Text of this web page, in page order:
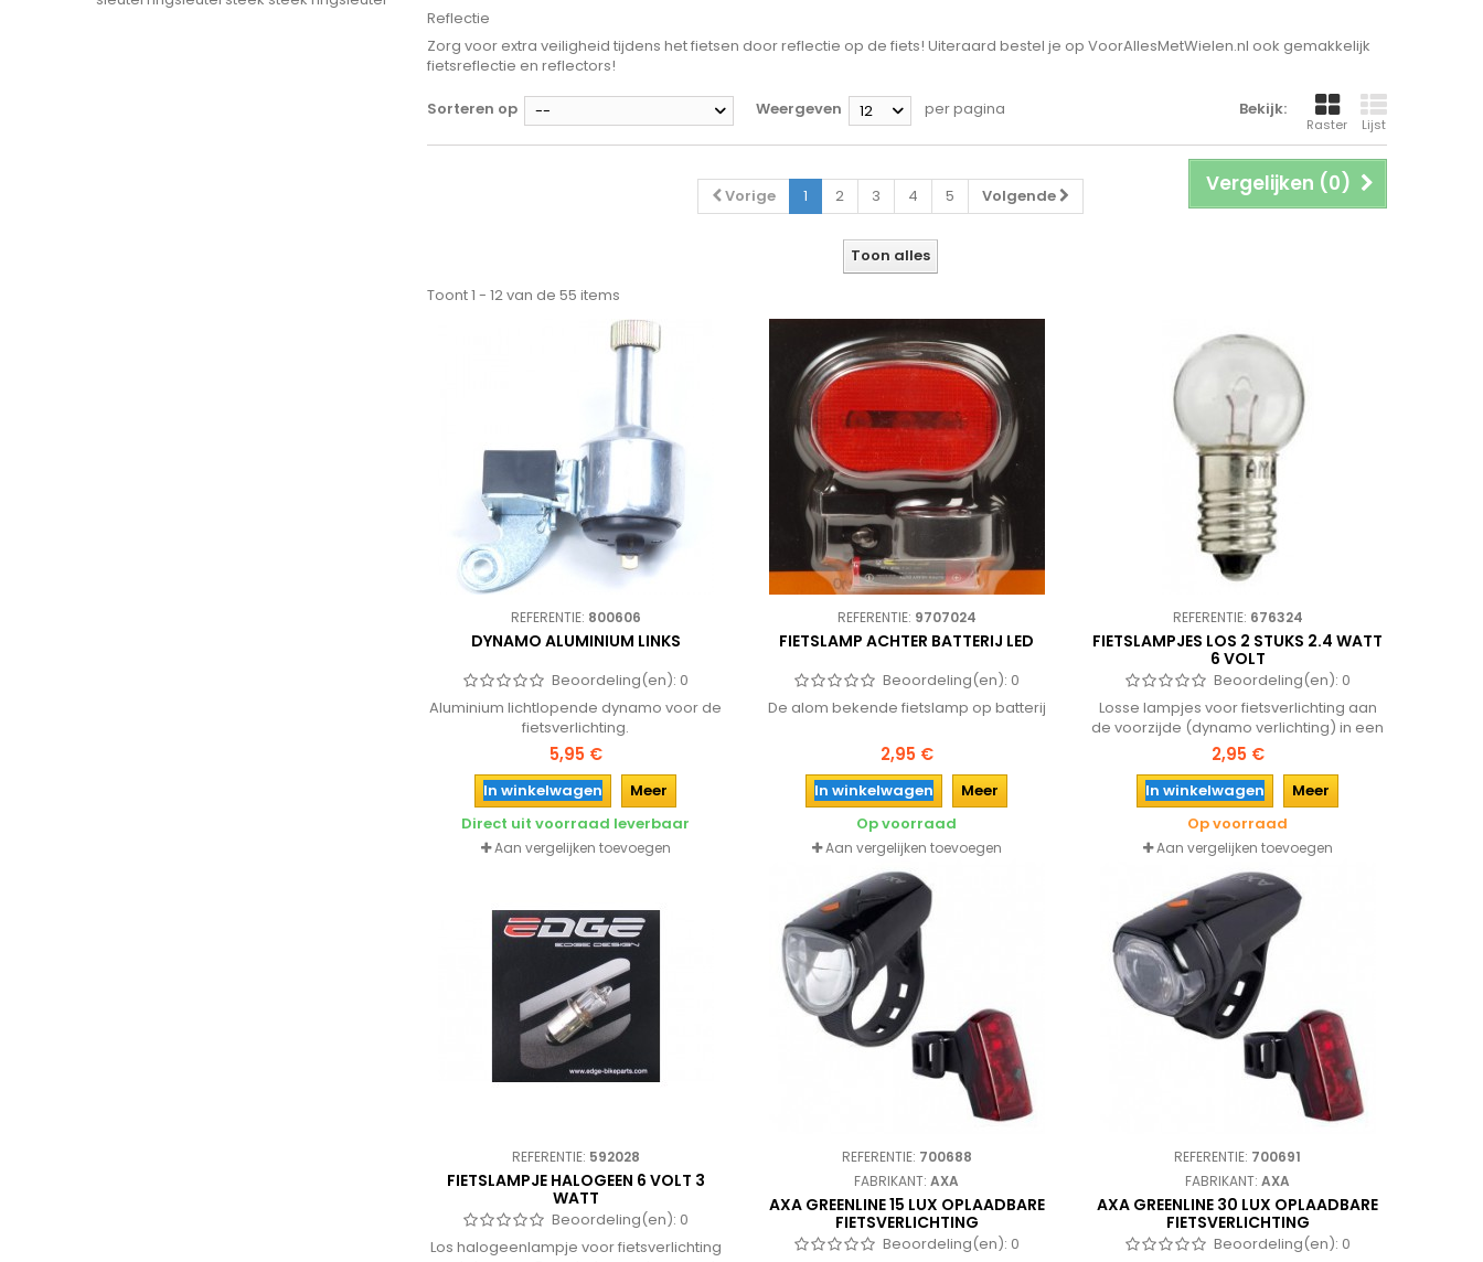
Reflectie
Zorg voor extra veiligheid tijdens het fietsen door reflectie op de fiets! Uiteraard bestel je op VoorAllesMetWielen.nl ook gemakkelijk
fietsreflectie en reflectors!
Bekijk:
Raster Lijst
Sorteren op -- Weergeven 12 per pagina
Vergelijken (0)
Vorige 1 2 3 4 5 Volgende
Toon alles
Toont 1 - 12 van de 55 items
REFERENTIE: 800606
DYNAMO ALUMINIUM LINKS
Beoordeling(en): 0
Aluminium lichtlopende dynamo voor de
fietsverlichting.
5,95 €
In winkelwagen
Meer
Direct uit voorraad leverbaar
Aan vergelijken toevoegen
REFERENTIE: 9707024
FIETSLAMP ACHTER BATTERIJ LED
Beoordeling(en): 0
De alom bekende fietslamp op batterij
2,95 €
In winkelwagen
Meer
Op voorraad
Aan vergelijken toevoegen
REFERENTIE: 676324
FIETSLAMPJES LOS 2 STUKS 2.4 WATT
6 VOLT
Beoordeling(en): 0
Losse lampjes voor fietsverlichting aan
de voorzijde (dynamo verlichting) in een
setje met twee stuks.
2,95 €
In winkelwagen
Meer
Op voorraad
Aan vergelijken toevoegen
REFERENTIE: 592028
FIETSLAMPJE HALOGEEN 6 VOLT 3
WATT
Beoordeling(en): 0
Los halogeenlampje voor fietsverlichting
REFERENTIE: 700688
FABRIKANT:AXA
AXA GREENLINE 15 LUX OPLAADBARE
FIETSVERLICHTING
Beoordeling(en): 0
REFERENTIE: 700691
FABRIKANT:AXA
AXA GREENLINE 30 LUX OPLAADBARE
FIETSVERLICHTING
Beoordeling(en): 0